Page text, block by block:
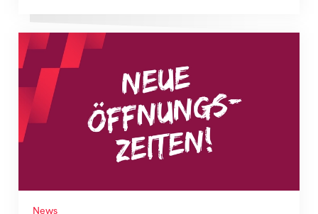
News
Neue Empfangszeiten ab 1. August 2026